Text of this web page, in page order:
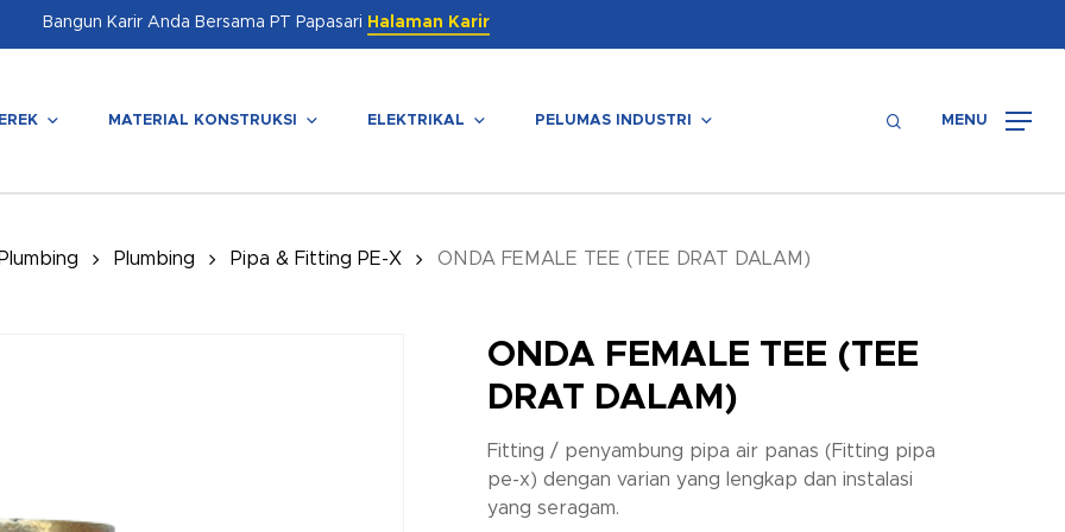
Bangun Karir Anda Bersama PT Papasari Halaman Karir
MATERIAL KONSTRUKSI ELEKTRIKAL PELUMAS INDUSTRI searchMENU
Plumbing Pipa & Fitting PE-X ONDA FEMALE TEE (TEE DRAT DALAM)
ONDA FEMALE TEE (TEE
DRAT DALAM)
Fitting / penyambung pipa air panas (Fitting pipa
pe-x) dengan varian yang lengkap dan instalasi
yang seragam.